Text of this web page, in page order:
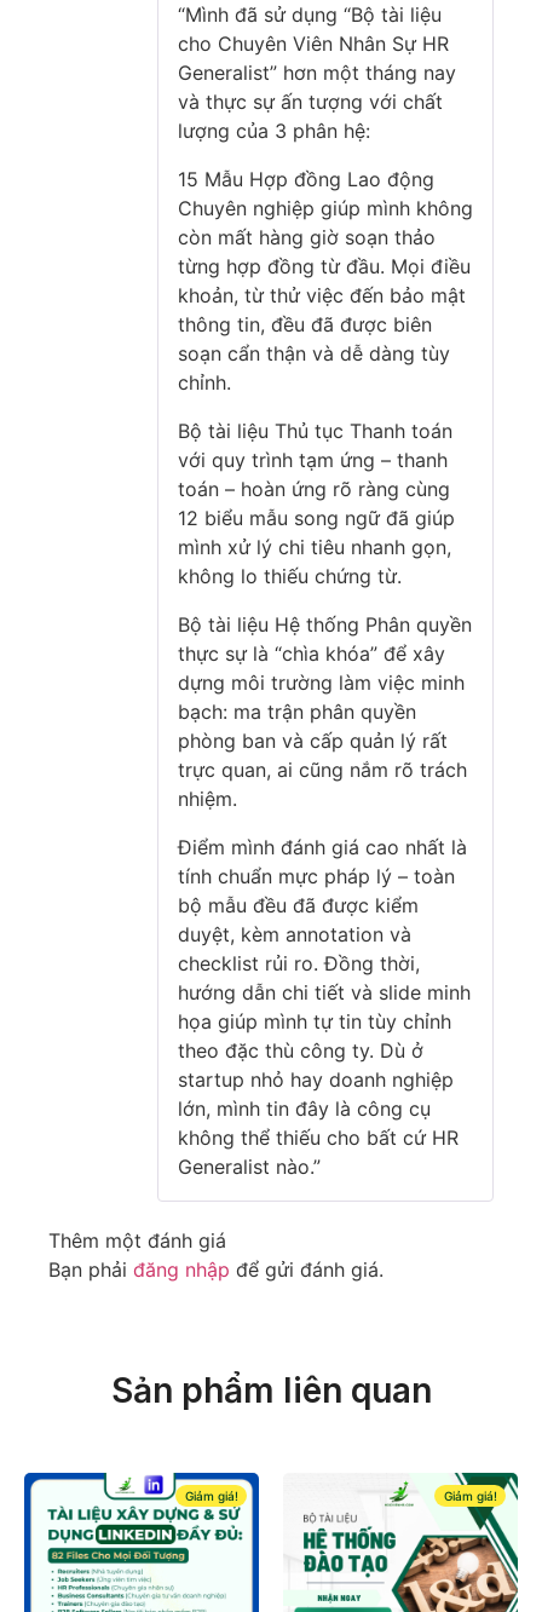
hạng55
sao
“Mình đã sử dụng “Bộ tài liệu
cho Chuyên Viên Nhân Sự HR
Generalist” hơn một tháng nay
và thực sự ấn tượng với chất
lượng của 3 phân hệ:
15 Mẫu Hợp đồng Lao động
Chuyên nghiệp giúp mình không
còn mất hàng giờ soạn thảo
từng hợp đồng từ đầu. Mọi điều
khoản, từ thử việc đến bảo mật
thông tin, đều đã được biên
soạn cẩn thận và dễ dàng tùy
chỉnh.
Bộ tài liệu Thủ tục Thanh toán
với quy trình tạm ứng – thanh
toán – hoàn ứng rõ ràng cùng
12 biểu mẫu song ngữ đã giúp
mình xử lý chi tiêu nhanh gọn,
không lo thiếu chứng từ.
Bộ tài liệu Hệ thống Phân quyền
thực sự là “chìa khóa” để xây
dựng môi trường làm việc minh
bạch: ma trận phân quyền
phòng ban và cấp quản lý rất
trực quan, ai cũng nắm rõ trách
nhiệm.
Điểm mình đánh giá cao nhất là
tính chuẩn mực pháp lý – toàn
bộ mẫu đều đã được kiểm
duyệt, kèm annotation và
checklist rủi ro. Đồng thời,
hướng dẫn chi tiết và slide minh
họa giúp mình tự tin tùy chỉnh
theo đặc thù công ty. Dù ở
startup nhỏ hay doanh nghiệp
lớn, mình tin đây là công cụ
không thể thiếu cho bất cứ HR
Generalist nào.”
Thêm một đánh giá
Bạn phải đăng nhập để gửi đánh giá.
Sản phẩm liên quan
Giảm giá! Giảm giá!